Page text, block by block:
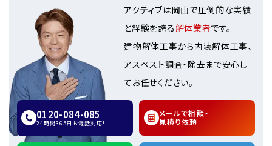
アクティブは岡山で圧倒的な実績
と経験を誇る解体業者です。
建物解体工事から内装解体工事、
アスベスト調査・除去まで安心し
てお任せください。
0120-084-085
24時間365日お電話対応!
メールで相談・
見積り依頼